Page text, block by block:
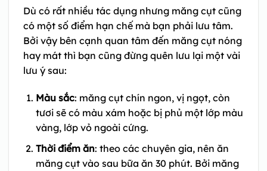
Dù có rất nhiều tác dụng nhưng măng cụt cũng
có một số điểm hạn chế mà bạn phải lưu tâm.
Bởi vậy bên cạnh quan tâm đến măng cụt nóng
hay mát thì bạn cũng đừng quên lưu lại một vài
lưu ý sau:
Màu sắc: măng cụt chín ngon, vị ngọt, còn
tươi sẽ có màu xám hoặc bị phủ một lớp màu
vàng, lớp vỏ ngoài cứng.
Thời điểm ăn: theo các chuyên gia, nên ăn
măng cụt vào sau bữa ăn 30 phút. Bởi măng